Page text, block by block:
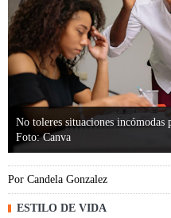
No toleres situaciones incómodas
Foto: Canva
ESTILO DE VIDA
Por Candela Gonzalez